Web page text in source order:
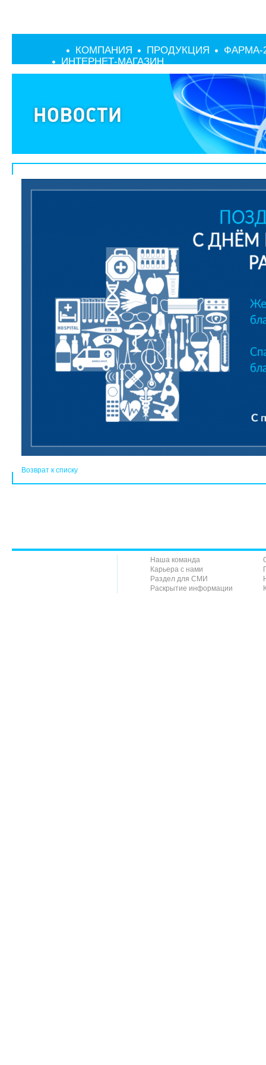
КОМПАНИЯ ПРОДУКЦИЯ
ФАРМА-
ИНТЕРНЕТ-МАГАЗИН
Возврат к списку
Наша команда
Карьера с нами
Раздел для СМИ
Раскрытие информации